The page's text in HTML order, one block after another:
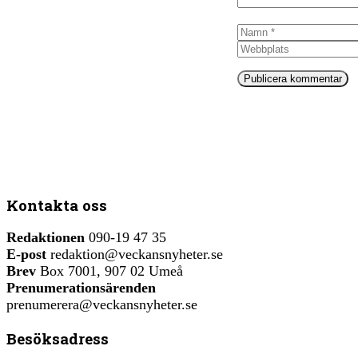
Namn
Kontakta oss
Redaktionen 090-19 47 35
E-post redaktion@veckansnyheter.se
Brev Box 7001, 907 02 Umeå
Prenumerationsärenden
prenumerera@veckansnyheter.se
Besöksadress